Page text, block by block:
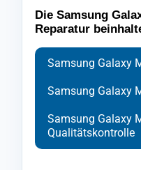
Die Samsung
Reparatur
Samsung Galaxy
Samsung Galaxy
Samsung Galaxy
Qualitätskontrolle